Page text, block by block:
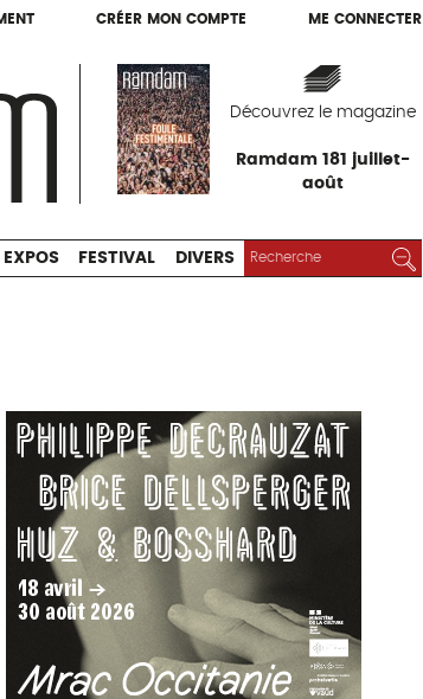
CRÉER MON COMPTE ME CONNECTER
Découvrez le magazine
Ramdam 181 juillet-
août
CRÉER MON COMPTE ME CONNECTER
PUBLIC EXPOS
EXPOS FESTIVAL DIVERS RECHERCHER :